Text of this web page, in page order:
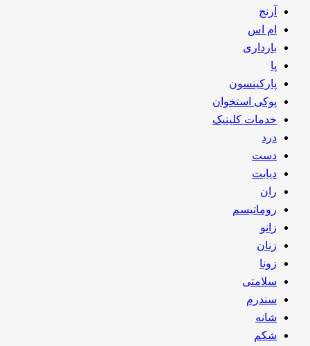
آرنج
ام اس
بارداری
پا
پارکینسون
پوکی استخوان
خدمات کلینیک
درد
دست
دیابت
ران
روماتیسم
زانو
زنان
زونا
سلامتی
سندرم
شانه
شکم